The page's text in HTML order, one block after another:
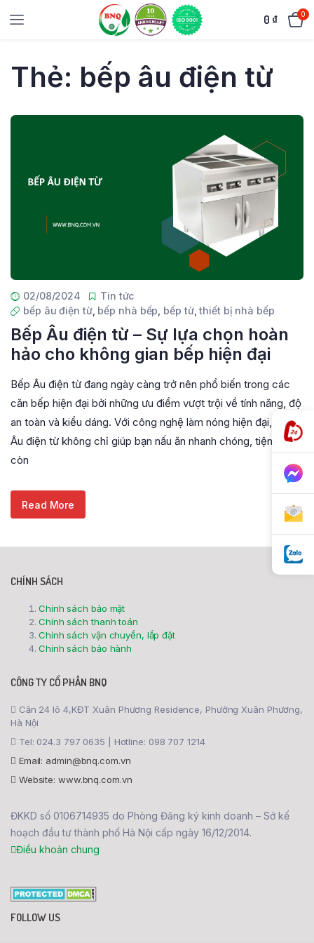
0 ₫ 0
Thẻ: bếp âu điện từ
02/08/2024
Tin tức
bếp âu điện từ, bếp nhà bếp bếp từ,thiết bị nhà bếp
Bếp Âu điện từ – Sự lựa chọn hoàn
hảo cho không gian bếp hiện đại
Bếp Âu điện từ đang ngày càng trở nên phổ biến trong các
căn bếp hiện đại bởi những ưu điểm vượt trội về tính năng, độ
an toàn và kiểu dáng. Với công nghệ làm nóng hiện đại, bếp
Âu điện từ không chỉ giúp bạn nấu ăn nhanh chóng, tiện lợi mà
còn
Read More
CHÍNH SÁCH
Chính sách bảo mật
Chính sách thanh toán
Chính sách vận chuyển, lắp đặt
Chính sách bảo hành
CÔNG TY CỔ PHẦN BNQ
Căn 24 lô 4,KĐT Xuân Phương Residence, Phường Xuân Phương,
Hà Nội
Tel: 024.3 797 0635 | Hotline: 098 707 1214
Email: admin@bnq.com.vn
Website: www.bnq.com.vn
ĐKKD số 0106714935 do Phòng Đăng ký kinh doanh – Sở kế
hoạch đầu tư thành phố Hà Nội cấp ngày 16/12/2014.
Điều khoản chung
FOLLOW US